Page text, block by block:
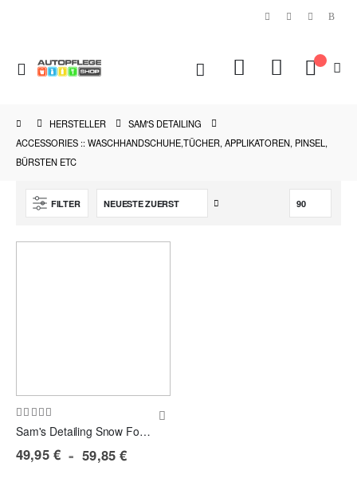
Navigation
umschalten
Mein
HERSTELLER
SAM'S DETAILING
ACCESSORIES :: WASCHHANDSCHUHE,TÜCHER, APPLIKATOREN, PINSEL,
BÜRSTEN ETC
FILTER
Bewertung:
100% Sam's Detailing Snow Foam Lance - Schaumlanze mit HDR-Adapter NEW
49,95 € 59,85 €